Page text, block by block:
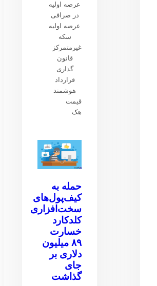
عرضه اولیه
در صرافی
عرضه اولیه
سکه
غیرمتمرکز
قانون
گذاری
قرارداد
هوشمند
قیمت
هک
حمله به
کیف‌پول‌های
سخت‌افزاری
کلدکارد
خسارت
۸۹ میلیون
دلاری بر
جای
گذاشت